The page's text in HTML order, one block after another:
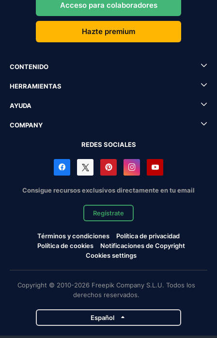
Acceso para colaboradores
Hazte premium
CONTENIDO
HERRAMIENTAS
AYUDA
COMPANY
REDES SOCIALES
Consigue recursos exclusivos directamente en tu email
Regístrate
Términos y condiciones
Política de privacidad
Política de cookies
Notificaciones de Copyright
Cookies settings
Copyright © 2010-2026 Freepik Company S.L.U. Todos los
derechos reservados.
Español